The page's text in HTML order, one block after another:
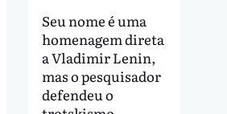
Seu nome é uma
homenagem direta
a Vladimir Lenin,
mas o pesquisador
defendeu o